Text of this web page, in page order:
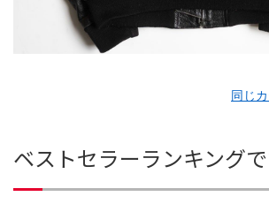
同じ
ベストセラーランキング